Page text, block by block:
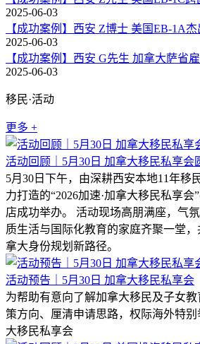
2025-06-03
【成功案例】西安 Z博士 美国EB-1A
2025-06-03
【成功案例】西安 G先生 加拿大萨省
2025-06-03
移民·活动
更多 +
活动回顾｜5月30日 加拿大移民私享会
5月30日下午，由深耕西安本地11年
力打造的“2026加速·加拿大移民私享会
店成功举办。 活动现场高朋满座，气
质生活与国际化教育的家庭齐聚一堂
拿大身份规划新路径。
活动预告｜5月30日 加拿大移民私享会
为帮助有意向了解加拿大移民及子女
策方向、厘清申请思路，权际海外特别
大移民私享会